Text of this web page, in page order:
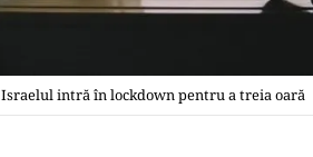
Israelul intră în lockdown pentru a treia oară